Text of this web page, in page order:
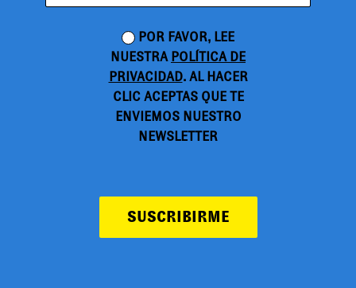
POR FAVOR, LEE
NUESTRA POLÍTICA DE
PRIVACIDAD. AL HACER
CLIC ACEPTAS QUE TE
ENVIEMOS NUESTRO
NEWSLETTER
SUSCRIBIRME